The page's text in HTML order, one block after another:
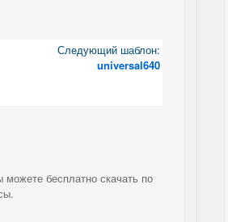
Следующий шаблон:
universal640
бесплатно скачать по